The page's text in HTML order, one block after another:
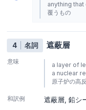
anything
覆うもの
4 名詞 遮蔽層
意味
a layer of
a nuclear
原子炉の高
和訳例 遮蔽層 鉛シ